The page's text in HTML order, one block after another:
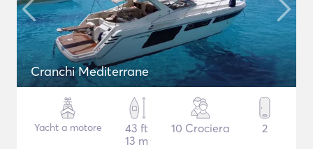
Cranchi Mediterrane
Yacht a motore
43 ft
13 m
10 Crociera 2